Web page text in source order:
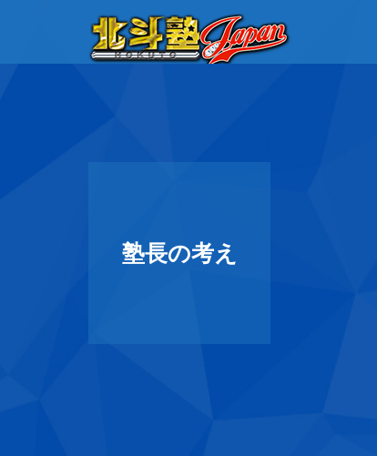
塾長の考え